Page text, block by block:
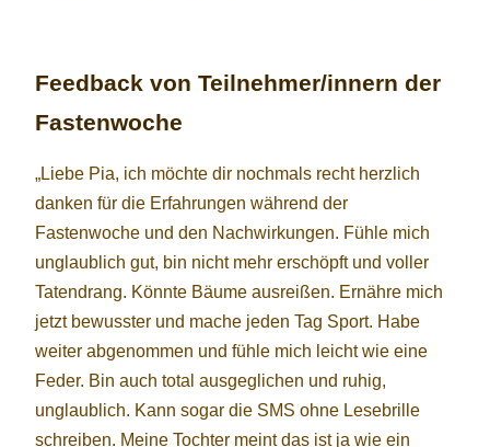
Feedback von Teilnehmer/innern der
Fastenwoche
„Liebe Pia, ich möchte dir nochmals recht herzlich
danken für die Erfahrungen während der
Fastenwoche und den Nachwirkungen. Fühle mich
unglaublich gut, bin nicht mehr erschöpft und voller
Tatendrang. Könnte Bäume ausreißen. Ernähre mich
jetzt bewusster und mache jeden Tag Sport. Habe
weiter abgenommen und fühle mich leicht wie eine
Feder. Bin auch total ausgeglichen und ruhig,
unglaublich. Kann sogar die SMS ohne Lesebrille
schreiben. Meine Tochter meint das ist ja wie ein